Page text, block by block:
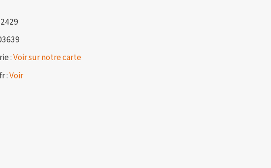
:Voir sur notre carte
:Voir